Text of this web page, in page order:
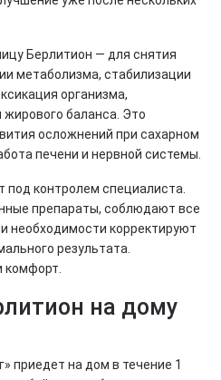
Берлитион — для снятия
метаболизма, стабилизации
организма,
жирового баланса. Это
осложнений при сахарном
печени и нервной системы.
под контролем специалиста.
препараты, соблюдают все
необходимости корректируют
результата.
комфорт.
на дому
приедет на дом в течение 1